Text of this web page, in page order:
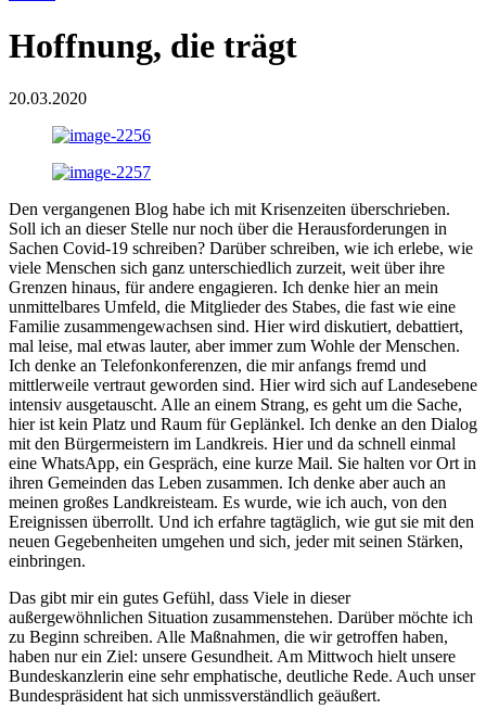
Hoffnung, die trägt
20.03.2020
Den vergangenen Blog habe ich mit Krisenzeiten überschrieben.
Soll ich an dieser Stelle nur noch über die Herausforderungen in
Sachen Covid-19 schreiben? Darüber schreiben, wie ich erlebe, wie
viele Menschen sich ganz unterschiedlich zurzeit, weit über ihre
Grenzen hinaus, für andere engagieren. Ich denke hier an mein
unmittelbares Umfeld, die Mitglieder des Stabes, die fast wie eine
Familie zusammengewachsen sind. Hier wird diskutiert, debattiert,
mal leise, mal etwas lauter, aber immer zum Wohle der Menschen.
Ich denke an Telefonkonferenzen, die mir anfangs fremd und
mittlerweile vertraut geworden sind. Hier wird sich auf Landesebene
intensiv ausgetauscht. Alle an einem Strang, es geht um die Sache,
hier ist kein Platz und Raum für Geplänkel. Ich denke an den Dialog
mit den Bürgermeistern im Landkreis. Hier und da schnell einmal
eine WhatsApp, ein Gespräch, eine kurze Mail. Sie halten vor Ort in
ihren Gemeinden das Leben zusammen. Ich denke aber auch an
meinen großes Landkreisteam. Es wurde, wie ich auch, von den
Ereignissen überrollt. Und ich erfahre tagtäglich, wie gut sie mit den
neuen Gegebenheiten umgehen und sich, jeder mit seinen Stärken,
einbringen.
Das gibt mir ein gutes Gefühl, dass Viele in dieser
außergewöhnlichen Situation zusammenstehen. Darüber möchte ich
zu Beginn schreiben. Alle Maßnahmen, die wir getroffen haben,
haben nur ein Ziel: unsere Gesundheit. Am Mittwoch hielt unsere
Bundeskanzlerin eine sehr emphatische, deutliche Rede. Auch unser
Bundespräsident hat sich unmissverständlich geäußert.